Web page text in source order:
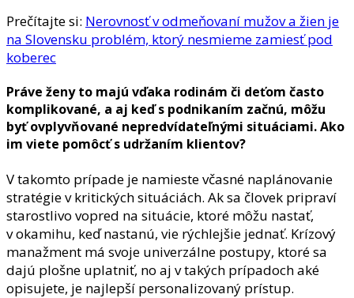
Prečítajte si: Nerovnosť v odmeňovaní mužov a žien je
na Slovensku problém, ktorý nesmieme zamiesť pod
koberec
Práve ženy to majú vďaka rodinám či deťom často
komplikované, a aj keď s podnikaním začnú, môžu
byť ovplyvňované nepredvídateľnými situáciami. Ako
im viete pomôcť s udržaním klientov?
V takomto prípade je namieste včasné naplánovanie
stratégie v kritických situáciách. Ak sa človek pripraví
starostlivo vopred na situácie, ktoré môžu nastať,
v okamihu, keď nastanú, vie rýchlejšie jednať. Krízový
manažment má svoje univerzálne postupy, ktoré sa
dajú plošne uplatniť, no aj v takých prípadoch aké
opisujete, je najlepší personalizovaný prístup.